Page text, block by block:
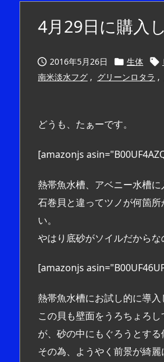
4月29日に購入
 2016年5月26日  生体 
南米淡水フグ , グリーンロタラ ,
どうも、たぁーです。
[amazonjs
熱帯魚水槽、アベニー水槽に
石巻貝と違ってツノが何箇
い。
やはり底砂がソイルだからな
[amazonjs
熱帯魚水槽にお試し的に導入
この貝も壁面をうろちょろし
が、砂の中にもぐろうとする
その為、ようやく前景が綺